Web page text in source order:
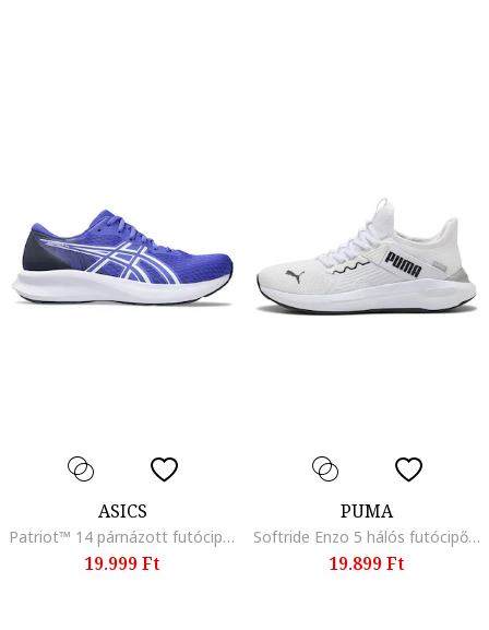
ASICS
Patriot™ 14 párnázott futócipő, Fehér/Levendulakék
19.999 Ft
PUMA
Softride Enzo 5 hálós futócipő logóval, Fekete/Törtfehér
19.899 Ft